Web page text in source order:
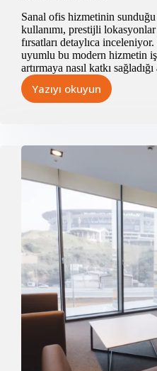
Sanal ofis hizmetinin sunduğu
kullanımı, prestijli
fırsatları detaylıca
uyumlu bu modern hizmetin
artırmaya nasıl katkı sağladığı
Yazıyı okuyun
Sanal
İsterseniz
Kullanın